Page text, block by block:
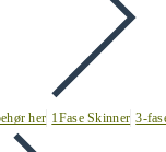
her 1Fase Skinner 3-